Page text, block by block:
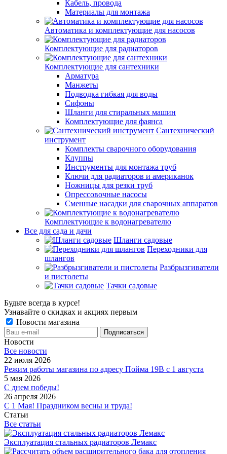
Кабель, провода
Материалы для монтажа
Автоматика и комплектующие для насосов
Комплектующие для радиаторов
Комплектующие для сантехники
Арматура
Манжеты
Подводка гибкая для воды
Сифоны
Шланги для стиральных машин
Комплектующие для фаянса
Сантехнический
инструмент
Комплекты сварочного оборудования
Клуппы
Инструменты для монтажа труб
Ключи для радиаторов и американок
Ножницы для резки труб
Опрессовочные насосы
Сменные насадки для сварочных аппаратов
Комплектующие к водонагревателю
Все для сада и дачи
Шланги садовые
Переходники для
шлангов
Разбрызгиватели
и пистолеты
Тачки садовые
Будьте всегда в курсе!
Узнавайте о скидках и акциях первым
Новости магазина
Новости
Все новости
22 июля 2026
Режим работы магазина по адресу Пойма 19В с 1 августа
5 мая 2026
С днем победы!
26 апреля 2026
С 1 Мая! Праздником весны и труда!
Статьи
Все статьи
Эксплуатация стальных радиаторов Лемакс